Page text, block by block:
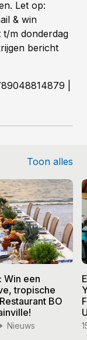
Let op:
& win
m donderdag
bericht
|
Toon alles
Win een
tropische
BO
Nieuws